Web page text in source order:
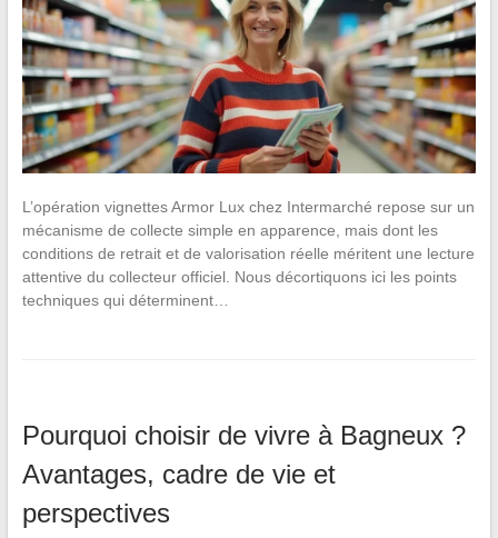
L’opération vignettes Armor Lux chez Intermarché repose sur un
mécanisme de collecte simple en apparence, mais dont les
conditions de retrait et de valorisation réelle méritent une lecture
attentive du collecteur officiel. Nous décortiquons ici les points
techniques qui déterminent…
Pourquoi choisir de vivre à Bagneux ?
Avantages, cadre de vie et
perspectives